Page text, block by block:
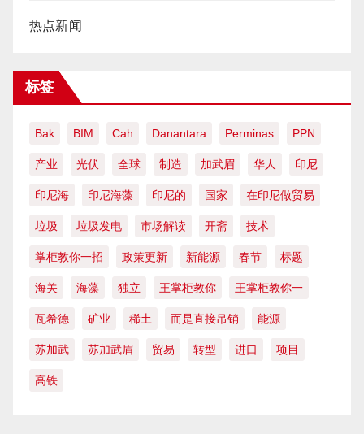
热点新闻
标签
Bak BIM Cah Danantara Perminas PPN
产业 光伏 全球 制造 加武眉 华人 印尼
印尼海 印尼海藻 印尼的 国家 在印尼做贸易
垃圾 垃圾发电 市场解读 开斋 技术
掌柜教你一招 政策更新 新能源 春节 标题
海关 海藻 独立 王掌柜教你 王掌柜教你一
瓦希德 矿业 稀土 而是直接吊销 能源
苏加武 苏加武眉 贸易 转型 进口 项目
高铁